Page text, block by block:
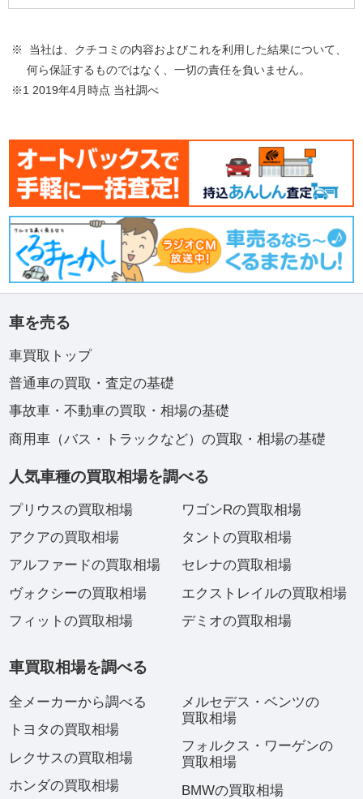
※ 当社は、クチコミの内容およびこれを利用した結果について、
何ら保証するものではなく、一切の責任を負いません。
※1 2019年4月時点 当社調べ
車を売る
車買取トップ
普通車の買取・査定の基礎
事故車・不動車の買取・相場の基礎
商用車（バス・トラックなど）の買取・相場の基礎
人気車種の買取相場を調べる
プリウスの買取相場
アクアの買取相場
アルファードの買取相場
ヴォクシーの買取相場
フィットの買取相場
ワゴンRの買取相場
タントの買取相場
セレナの買取相場
エクストレイルの買取相場
デミオの買取相場
車買取相場を調べる
全メーカーから調べる
トヨタの買取相場
レクサスの買取相場
ホンダの買取相場
メルセデス・ベンツの
買取相場
フォルクス・ワーゲンの
買取相場
BMWの買取相場